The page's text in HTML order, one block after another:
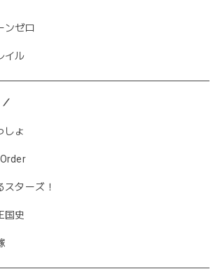
ンゼロ
イル
しょ
ターズ！
国史